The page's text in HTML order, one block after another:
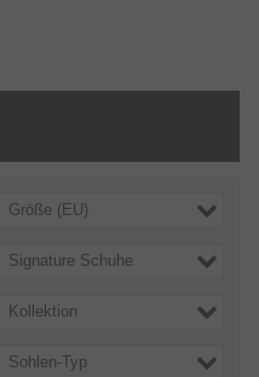
Größe (EU)
Signature Schuhe
Kollektion
Sohlen-Typ